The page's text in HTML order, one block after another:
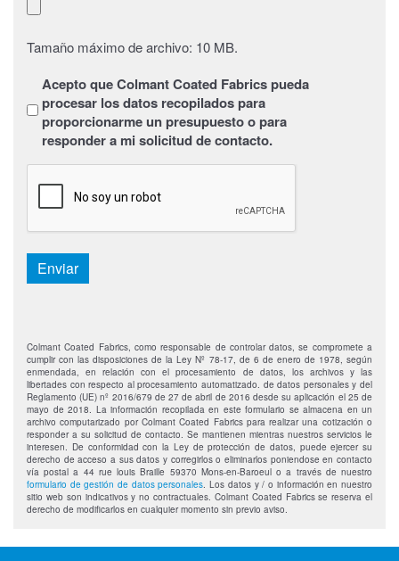
Tamaño máximo de archivo: 10 MB.
Sans
titre*
Acepto que Colmant Coated Fabrics pueda
procesar los datos recopilados para
proporcionarme un presupuesto o para
responder a mi solicitud de contacto.
CAPTCHA
Enviar
Colmant Coated Fabrics, como responsable de controlar datos, se compromete a
cumplir con las disposiciones de la Ley Nº 78-17, de 6 de enero de 1978, según
enmendada, en relación con el procesamiento de datos, los archivos y las
libertades con respecto al procesamiento automatizado. de datos personales y del
Reglamento (UE) nº 2016/679 de 27 de abril de 2016 desde su aplicación el 25 de
mayo de 2018. La información recopilada en este formulario se almacena en un
archivo computarizado por Colmant Coated Fabrics para realizar una cotización o
responder a su solicitud de contacto. Se mantienen mientras nuestros servicios le
interesen. De conformidad con la Ley de protección de datos, puede ejercer su
derecho de acceso a sus datos y corregirlos o eliminarlos poniendose en contacto
vía postal a 44 rue louis Braille 59370 Mons-en-Baroeul o a través de nuestro
formulario de gestión de datos personales. Los datos y / o información en nuestro
sitio web son indicativos y no contractuales. Colmant Coated Fabrics se reserva el
derecho de modificarlos en cualquier momento sin previo aviso.